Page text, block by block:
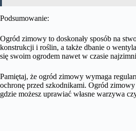
Podsumowanie:
Ogród zimowy to doskonały sposób na
konstrukcji i roślin, a także dbanie o
się swoim ogrodem nawet w czasie
Pamiętaj, że ogród zimowy wymaga
ochronę przed szkodnikami. Ogród
gdzie możesz uprawiać własne warzywa